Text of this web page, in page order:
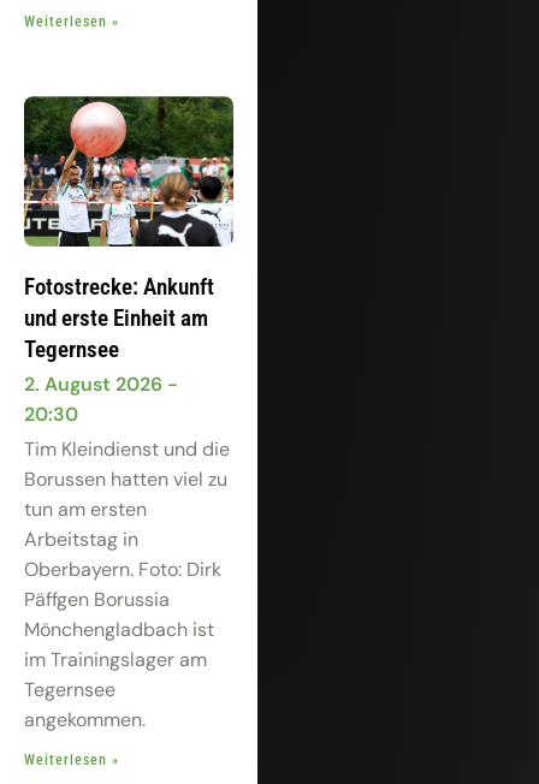
Weiterlesen »
Fotostrecke: Ankunft
und erste Einheit am
Tegernsee
2. August 2026
20:30
Tim Kleindienst und die
Borussen hatten viel zu
tun am ersten
Arbeitstag in
Oberbayern. Foto: Dirk
Päffgen Borussia
Mönchengladbach ist
im Trainingslager am
Tegernsee
angekommen.
Weiterlesen »